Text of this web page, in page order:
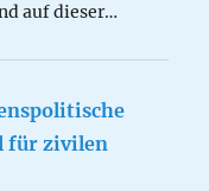
auf dieser…
für zivilen